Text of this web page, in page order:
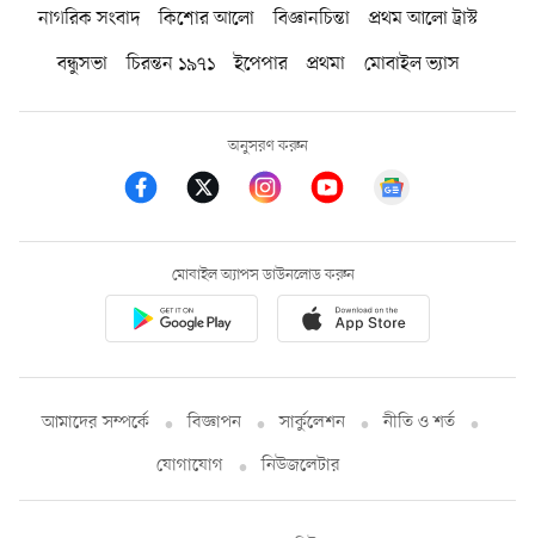
নাগরিক সংবাদ কিশোর আলো বিজ্ঞানচিন্তা
প্রথম আলো ট্রাস্ট
বন্ধুসভা
চিরন্তন ১৯৭১ ইপেপার প্রথমা মোবাইল ভ্যাস
অনুসরণ করুন
মোবাইল অ্যাপস ডাউনলোড করুন
আমাদের সম্পর্কে বিজ্ঞাপন সার্কুলেশন
নীতি ও শর্ত
যোগাযোগ
নিউজলেটার